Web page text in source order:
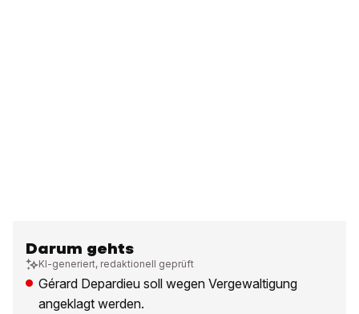
Darum gehts
KI-generiert, redaktionell geprüft
Gérard Depardieu soll wegen Vergewaltigung
angeklagt werden.